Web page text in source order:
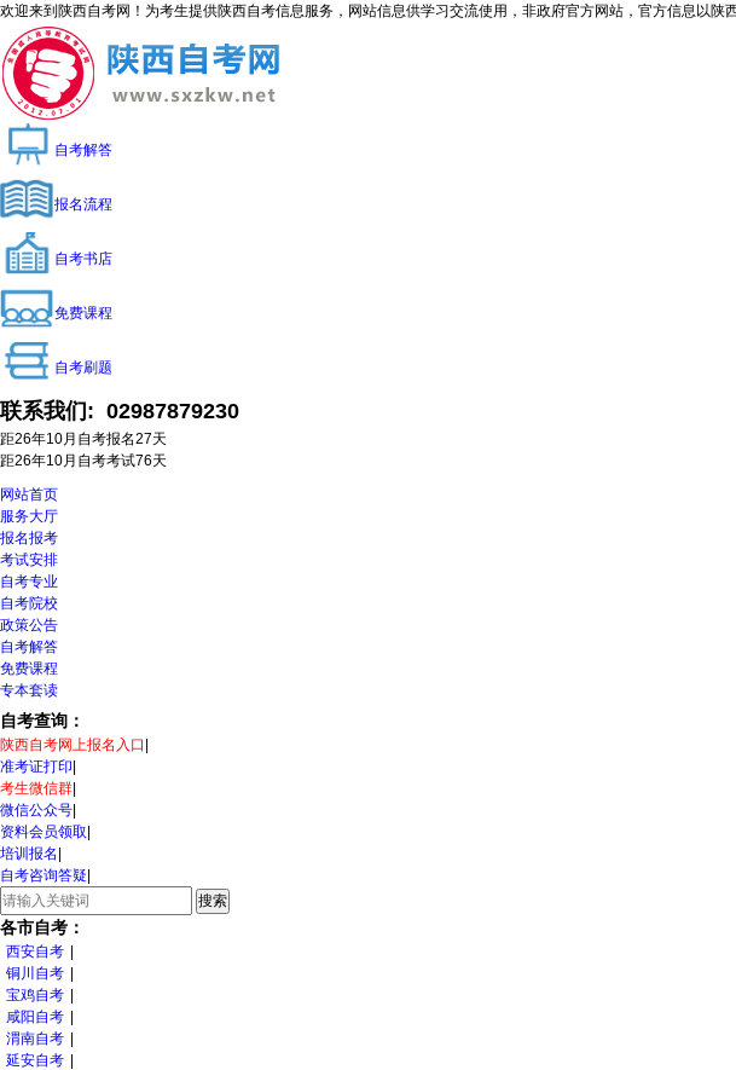
欢迎来到陕西自考网！为考生提供陕西自考信息服务，网站信息供学习交流使用，非政府官方网站，官方信息以陕
自考解答
报名流程
自考书店
免费课程
自考刷题
联系我们: 02987879230
距26年10月自考报名27天
距26年10月自考考试76天
网站首页
服务大厅
报名报考
考试安排
自考专业
自考院校
政策公告
自考解答
免费课程
专本套读
自考查询：
陕西自考网上报名入口
准考证打印
考生微信群
微信公众号
资料会员领取
培训报名
自考咨询答疑
各市自考：
西安自考
铜川自考
宝鸡自考
咸阳自考
渭南自考
延安自考